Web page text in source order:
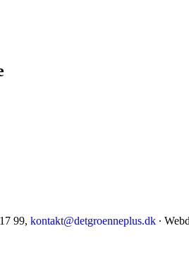
99, kontakt@detgroenneplus.dk ∙